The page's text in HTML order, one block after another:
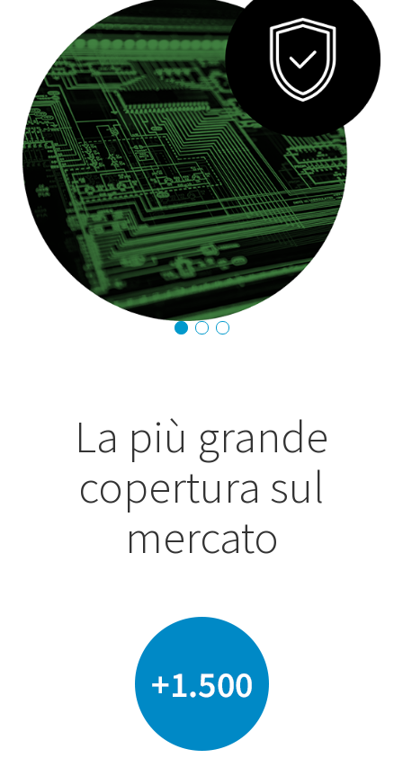
La più grande
copertura sul
mercato